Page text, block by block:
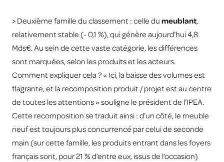
> Deuxième famille du classement : celle du meublant,
relativement stable (- 0,1 %), qui génère aujourd’hui 4,8
Mds€. Au sein de cette vaste catégorie, les différences
sont marquées, selon les produits et les acteurs.
Comment expliquer cela ? « Ici, la baisse des volumes est
flagrante, et la recomposition produit / projet est au centre
de toutes les attentions » souligne le président de l’IPEA.
Cette recomposition se traduit ainsi : d’un côté, le meuble
neuf est toujours plus concurrencé par celui de seconde
main (sur cette famille, les produits entrant dans les foyers
français sont, pour 21 % d’entre eux, issus de l’occasion)